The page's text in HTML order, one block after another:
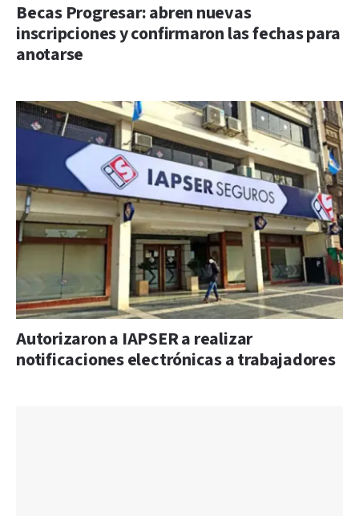
Becas Progresar: abren nuevas
inscripciones y confirmaron las fechas para
anotarse
Autorizaron a IAPSER a realizar
notificaciones electrónicas a trabajadores